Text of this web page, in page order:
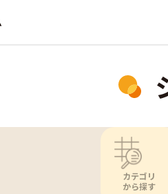
カテゴリ
から探す